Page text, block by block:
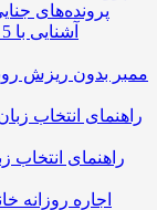
پرونده‌های
ممبر بدون ریزش
راهنمای انتخاب